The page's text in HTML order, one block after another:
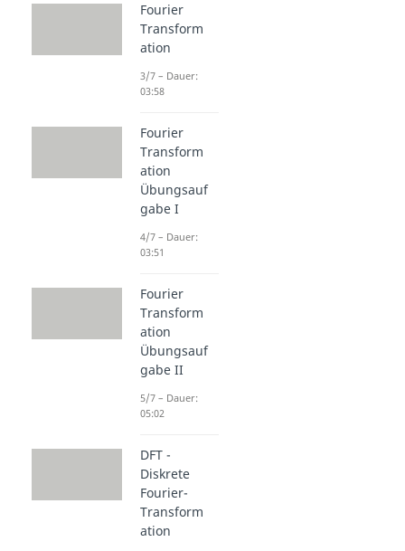
Fourier
Transform
ation
3/7 – Dauer:
03:58
Fourier
Transform
ation
Übungsauf
gabe I
4/7 – Dauer:
03:51
Fourier
Transform
ation
Übungsauf
gabe II
5/7 – Dauer:
05:02
DFT -
Diskrete
Fourier-
Transform
ation